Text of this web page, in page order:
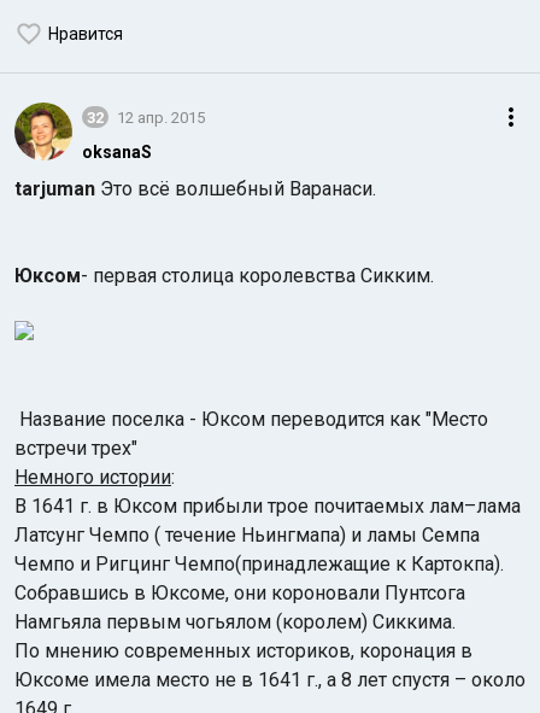
Нравится
32 12 апр. 2015
oksanaS
tarjuman Это всё волшебный Варанаси.
Юксом- первая столица королевства Сикким.
Название поселка - Юксом переводится как "Место
встречи трех"
Немного истории:
В 1641 г. в Юксом прибыли трое почитаемых лам–лама
Латсунг Чемпо ( течение Ньингмапа) и ламы Семпа
Чемпо и Ригцинг Чемпо(принадлежащие к Картокпа).
Собравшись в Юксоме, они короновали Пунтсога
Намгьяла первым чогьялом (королем) Сиккима.
По мнению современных историков, коронация в
Юксоме имела место не в 1641 г., а 8 лет спустя – около